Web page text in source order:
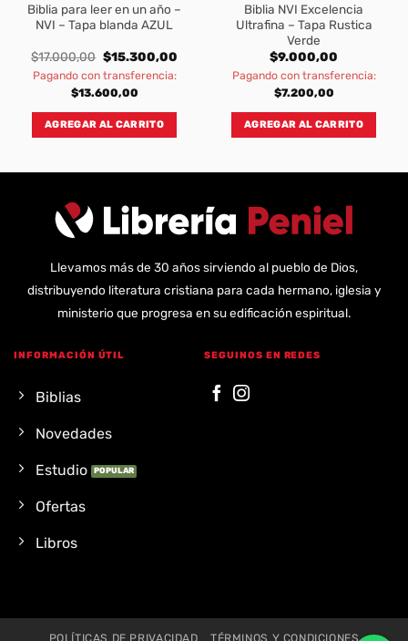
Biblia para leer en un año –
NVI – Tapa blanda AZUL
$17.000,00 Original
price
was:
$17.000,00.
$15.300,00Current
is:
Pagando con transferencia:
$13.600,00
AGREGAR AL CARRITO
Biblia NVI Excelencia
Ultrafina – Tapa Rustica
Verde
$9.000,00
Pagando con transferencia:
$7.200,00
AGREGAR AL CARRITO
Llevamos más de 30 años sirviendo al pueblo de Dios,
distribuyendo literatura cristiana para cada hermano, iglesia y
ministerio que progresa en su edificación espiritual.
INFORMACIÓN ÚTIL
Biblias
Novedades
Estudio
Ofertas
Libros
SEGUINOS EN REDES